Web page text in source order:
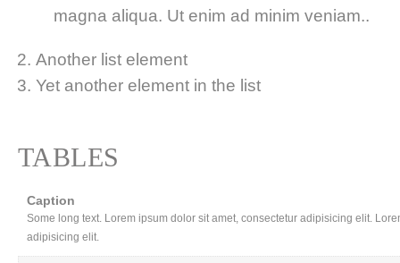
magna aliqua. Ut enim ad minim veniam..
Another list element
Yet another element in the list
TABLES
Caption
Some long text. Lorem ipsum dolor sit amet, consectetur adipisicing elit.
adipisicing elit.